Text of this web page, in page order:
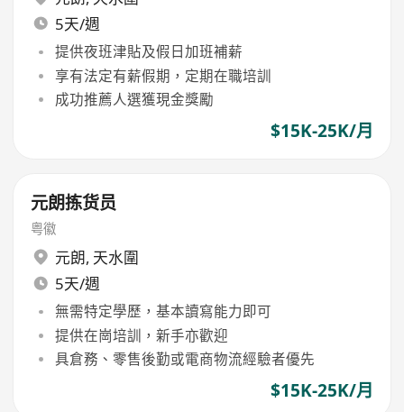
5天/週
提供夜班津貼及假日加班補薪
享有法定有薪假期，定期在職培訓
成功推薦人選獲現金獎勵
$15K-25K/月
元朗拣货员
粤徽
元朗, 天水圍
5天/週
無需特定學歷，基本讀寫能力即可
提供在崗培訓，新手亦歡迎
具倉務、零售後勤或電商物流經驗者優先
$15K-25K/月